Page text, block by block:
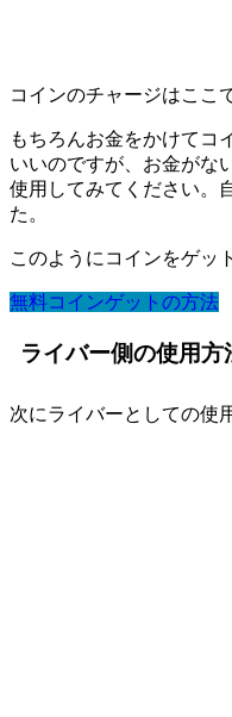
コインのチャージはここ
もちろんお金をかけてコ
いいのですが、お金がな
使用してみてください。
た。
このようにコインをゲッ
無料コインゲットの方法
ライバー側の使用方
次にライバーとしての使